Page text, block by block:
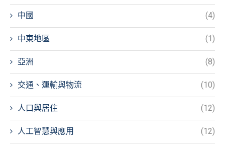
中國 (4)
中東地區 (1)
亞洲 (8)
交通、運輸與物流 (10)
人口與居住 (12)
人工智慧與應用 (12)